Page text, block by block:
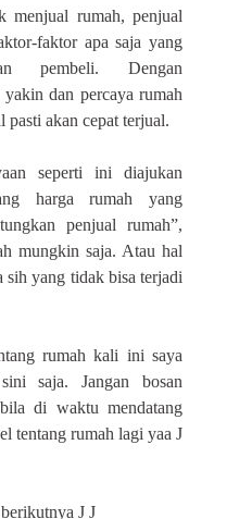
menjual rumah, penjual
faktor apa saja yang
pembeli. Dengan
dan percaya rumah
pasti akan cepat terjual.
seperti ini diajukan
harga rumah yang
penjual rumah”,
mungkin saja. Atau hal
sih yang tidak bisa terjadi
rumah kali ini saya
saja. Jangan bosan
di waktu mendatang
tentang rumah lagi yaa J
J J